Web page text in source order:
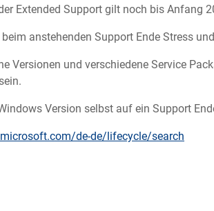
Extended Support gilt noch bis Anfang
anstehenden Support Ende Stress
Versionen und verschiedene Service
Version selbst auf ein Support
de-de/lifecycle/search